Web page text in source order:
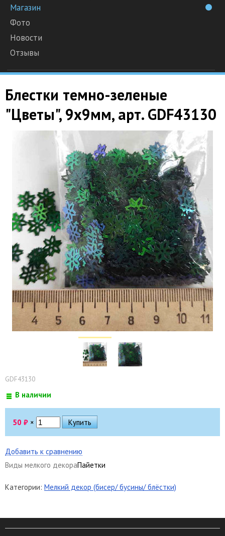
Магазин
Фото
Новости
Отзывы
Блестки темно-зеленые
"Цветы", 9х9мм, арт. GDF43130
GDF43130
В наличии
50 ₽ ×
Добавить к сравнению
Виды мелкого декораПайетки
Категории: Мелкий декор (бисер/ бусины/ блёстки)